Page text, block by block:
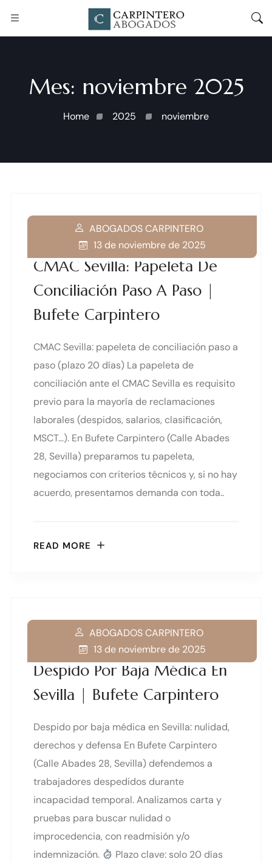
Mes: noviembre 2025
Home 2025 noviembre
CMAC Sevilla: Papeleta De
Conciliación Paso A Paso |
Bufete Carpintero
ABOGADOS CARPINTERO
13 de noviembre de 2025
CMAC Sevilla: papeleta de conciliación paso a
paso (plazo 20 días) La papeleta de
conciliación ante el CMAC Sevilla es requisito
previo para la mayoría de reclamaciones
laborales (despidos, salarios, clasificación,
MSCT…). En Bufete Carpintero (Calle Abades
28, Sevilla) preparamos tu papeleta,
negociamos con criterios técnicos y, si no hay
acuerdo, presentamos demanda con toda..
READ MORE
Despido Por Baja Médica En
Sevilla | Bufete Carpintero
ABOGADOS CARPINTERO
13 de noviembre de 2025
Despido por baja médica en Sevilla: nulidad,
derechos y defensa En Bufete Carpintero
(Calle Abades 28, Sevilla) defendemos a
trabajadores despedidos durante
incapacidad temporal. Analizamos carta y
pruebas para buscar nulidad o
improcedencia, con readmisión y/o
indemnización.
Plazo clave: solo 20 días